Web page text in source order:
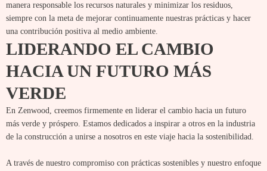
manera responsable los recursos naturales y minimizar los residuos,
siempre con la meta de mejorar continuamente nuestras prácticas y hacer
una contribución positiva al medio ambiente.
LIDERANDO EL CAMBIO
HACIA UN FUTURO MÁS
VERDE
En Zenwood, creemos firmemente en liderar el cambio hacia un futuro
más verde y próspero. Estamos dedicados a inspirar a otros en la industria
de la construcción a unirse a nosotros en este viaje hacia la sostenibilidad.
A través de nuestro compromiso con prácticas sostenibles y nuestro enfoque